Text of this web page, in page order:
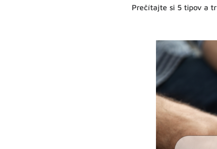
Prečítajte si 5 tipov a